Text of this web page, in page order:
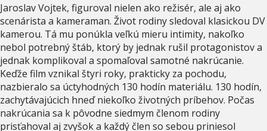
Jaroslav Vojtek, figuroval nielen ako režisér, ale aj ako
scenárista a kameraman. Život rodiny sledoval klasickou DV
kamerou. Tá mu ponúkla veľkú mieru intimity, nakoľko
nebol potrebný štáb, ktorý by jednak rušil protagonistov a
jednak komplikoval a spomaľoval samotné nakrúcanie.
Keďže film vznikal štyri roky, prakticky za pochodu,
nazbieralo sa úctyhodných 130 hodín materiálu. 130 hodín,
zachytávajúcich hneď niekoľko životných príbehov. Počas
nakrúcania sa k pôvodne siedmym členom rodiny
prisťahoval aj zvyšok a každý člen so sebou priniesol